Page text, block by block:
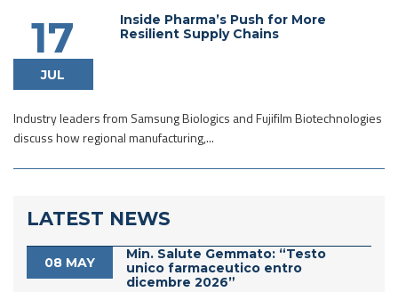
17
JUL
Inside Pharma’s Push for More
Resilient Supply Chains
Industry leaders from Samsung Biologics and Fujifilm Biotechnologies
discuss how regional manufacturing,...
LATEST NEWS
08 MAY
Min. Salute Gemmato: “Testo
unico farmaceutico entro
dicembre 2026”